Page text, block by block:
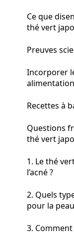
Ce que
thé vert
Preuves
Incorporer
alimentation
Recettes à
Questions
thé vert
1. Le thé
l’acné ?
2. Quels
pour la
3.